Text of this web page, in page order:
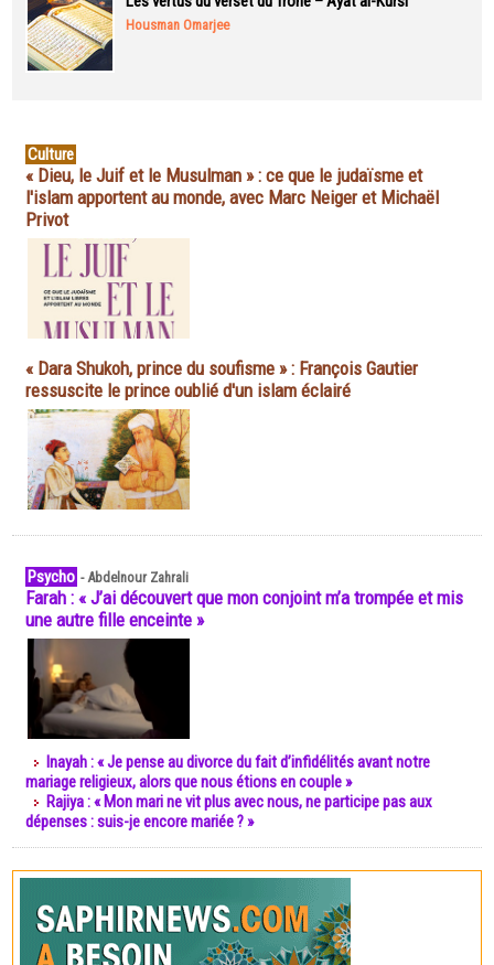
Housman Omarjee
Culture
« Dieu, le Juif et le Musulman » : ce que le judaïsme et
l'islam apportent au monde, avec Marc Neiger et Michaël
Privot
« Dara Shukoh, prince du soufisme » : François Gautier
ressuscite le prince oublié d'un islam éclairé
Psycho -Abdelnour Zahrali
Farah : « J’ai découvert que mon conjoint m’a trompée et mis
une autre fille enceinte »
Inayah : « Je pense au divorce du fait d’infidélités avant notre
mariage religieux, alors que nous étions en couple »
Rajiya : « Mon mari ne vit plus avec nous, ne participe pas aux
dépenses : suis-je encore mariée ? »